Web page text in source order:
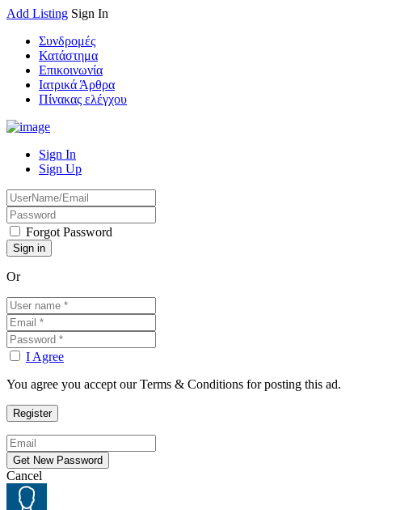
Add Listing Sign In
Συνδρομές
Κατάστημα
Επικοινωνία
Ιατρικά Άρθρα
Πίνακας ελέγχου
Sign In
Sign Up
Forgot Password
Or
I Agree
You agree you accept our Terms & Conditions for posting this ad.
Cancel